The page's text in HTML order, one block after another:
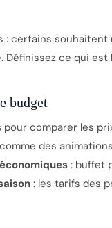
: certains
ce qui
budget
pour comparer les
comme des
: buffet
: les tarifs des